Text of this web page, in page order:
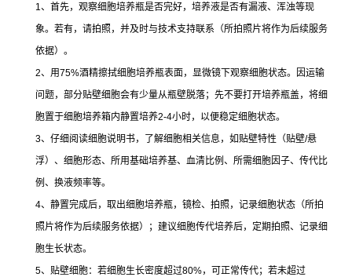
1 、首先，观察细胞培养瓶是否完好，培养液是否有漏液、浑浊等现
象。若有，请拍照，并及时与技术支持联系（所拍照片将作为后续服务
依据）。
2、用75%酒精擦拭细胞培养瓶表面，显微镜下观察细胞状态。因运输
问题，部分贴壁细胞会有少量从瓶壁脱落；先不要打开培养瓶盖，将细
胞置于细胞培养箱内静置培养2-4小时，以便稳定细胞状态。
3、仔细阅读细胞说明书，了解细胞相关信息，如贴壁特性（贴壁/悬
浮）、细胞形态、所用基础培养基、血清比例、所需细胞因子、传代比
例、换液频率等。
4、静置完成后，取出细胞培养瓶，镜检、拍照，记录细胞状态（所拍
照片将作为后续服务依据）；建议细胞传代培养后，定期拍照、记录细
胞生长状态。
5、贴壁细胞：若细胞生长密度超过80%，可正常传代；若未超过